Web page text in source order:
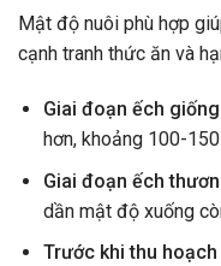
Mật độ nuôi phù hợp
cạnh tranh thức ăn và
Giai đoạn ếch
hơn, khoảng 100-
Giai đoạn ếch
dần mật độ xuống
Trước khi thu hoạch